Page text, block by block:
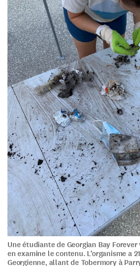
Une étudiante de Georgian Bay
en examine le contenu. L’organisme a
Georgienne, allant de Tobermory à